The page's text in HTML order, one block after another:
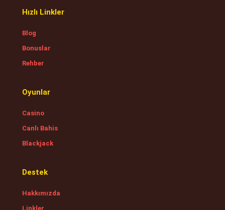
Hızlı Linkler
Blog
Bonuslar
Rehber
Oyunlar
Casino
Canlı Bahis
Blackjack
Destek
Hakkımızda
Linkler